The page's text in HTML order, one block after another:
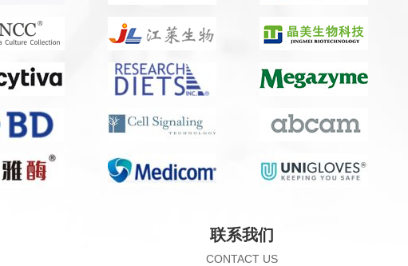
联系我们
CONTACT US